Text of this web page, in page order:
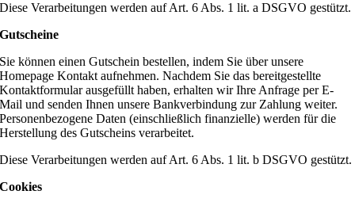
Diese Verarbeitungen werden auf Art. 6 Abs. 1 lit. a DSGVO gestützt.
Gutscheine
Sie können einen Gutschein bestellen, indem Sie über unsere
Homepage Kontakt aufnehmen. Nachdem Sie das bereitgestellte
Kontaktformular ausgefüllt haben, erhalten wir Ihre Anfrage per E-
Mail und senden Ihnen unsere Bankverbindung zur Zahlung weiter.
Personenbezogene Daten (einschließlich finanzielle) werden für die
Herstellung des Gutscheins verarbeitet.
Diese Verarbeitungen werden auf Art. 6 Abs. 1 lit. b DSGVO gestützt.
Cookies